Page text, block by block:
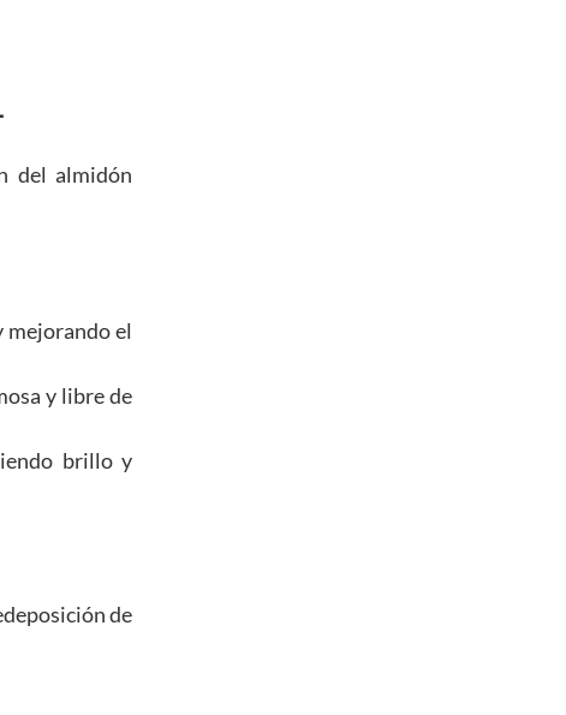
del almidón
mejorando el
y libre de
brillo y
de